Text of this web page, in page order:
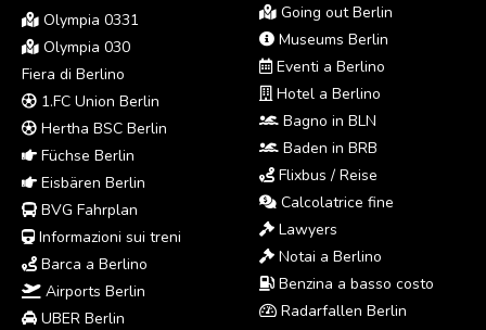
Olympia 0331
Olympia 030
Fiera di Berlino
1.FC Union Berlin
Hertha BSC Berlin
Füchse Berlin
Eisbären Berlin
BVG Fahrplan
Informazioni sui treni
Barca a Berlino
Airports Berlin
UBER Berlin
Going out Berlin
Museums Berlin
Eventi a Berlino
Hotel a Berlino
Bagno in BLN
Baden in BRB
Flixbus / Reise
Calcolatrice fine
Lawyers
Notai a Berlino
Benzina a basso costo
Radarfallen Berlin